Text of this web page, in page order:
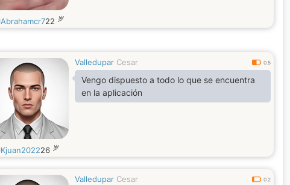
Abrahamcr722 岁
Valledupar Cesar 0.5
Vengo dispuesto a todo lo que se encuentra
en la aplicación
Kjuan202226 岁
Valledupar Cesar 0.2